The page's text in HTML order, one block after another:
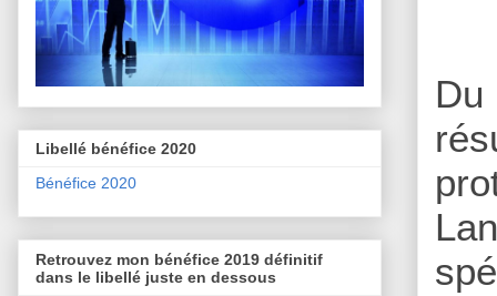
Libellé bénéfice 2020
Bénéfice 2020
Retrouvez mon bénéfice 2019 définitif
dans le libellé juste en dessous